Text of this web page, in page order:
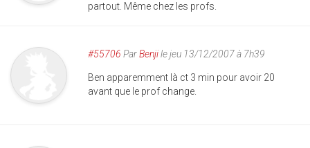
partout. Même chez les profs.
#55706 ParBenjile jeu 13/12/2007 à 7h39
Ben apparemment là ct 3 min pour avoir 20
avant que le prof change.